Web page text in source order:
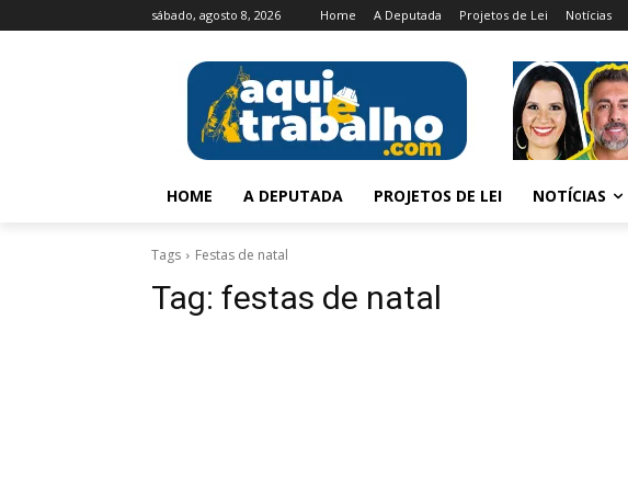
sábado, agosto 8, 2026 Home A Deputada Projetos de Lei Notícias
HOME A DEPUTADA PROJETOS DE LEI NOTÍCIAS
Tags Festas de natal
Tag: festas de natal